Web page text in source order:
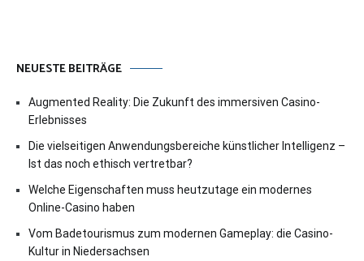
NEUESTE BEITRÄGE
Augmented Reality: Die Zukunft des immersiven Casino-
Erlebnisses
Die vielseitigen Anwendungsbereiche künstlicher Intelligenz –
Ist das noch ethisch vertretbar?
Welche Eigenschaften muss heutzutage ein modernes
Online-Casino haben
Vom Badetourismus zum modernen Gameplay: die Casino-
Kultur in Niedersachsen